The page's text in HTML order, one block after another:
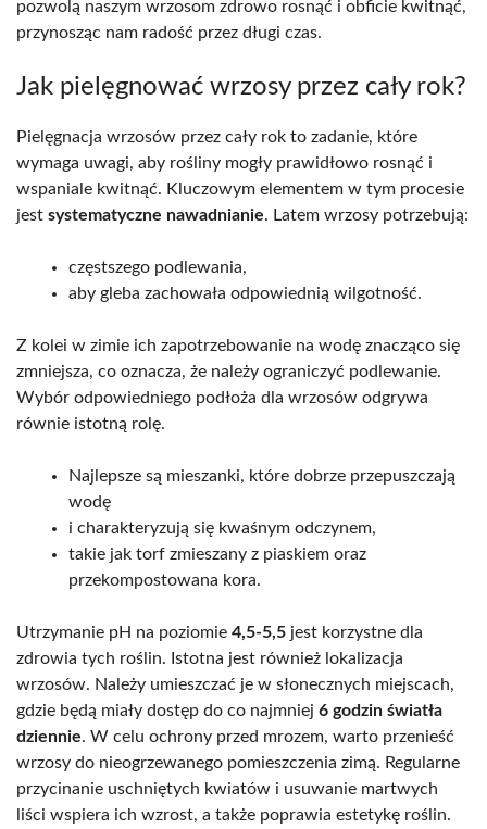
pozwolą naszym wrzosom zdrowo rosnąć i obficie kwitnąć,
przynosząc nam radość przez długi czas.
Jak pielęgnować wrzosy przez cały rok?
Pielęgnacja wrzosów przez cały rok to zadanie, które
wymaga uwagi, aby rośliny mogły prawidłowo rosnąć i
wspaniale kwitnąć. Kluczowym elementem w tym procesie
jest systematyczne nawadnianie. Latem wrzosy potrzebują:
częstszego podlewania,
aby gleba zachowała odpowiednią wilgotność.
Z kolei w zimie ich zapotrzebowanie na wodę znacząco się
zmniejsza, co oznacza, że należy ograniczyć podlewanie.
Wybór odpowiedniego podłoża dla wrzosów odgrywa
równie istotną rolę.
Najlepsze są mieszanki, które dobrze przepuszczają
wodę
i charakteryzują się kwaśnym odczynem,
takie jak torf zmieszany z piaskiem oraz
przekompostowana kora.
Utrzymanie pH na poziomie 4,5-5,5 jest korzystne dla
zdrowia tych roślin. Istotna jest również lokalizacja
wrzosów. Należy umieszczać je w słonecznych miejscach,
gdzie będą miały dostęp do co najmniej 6 godzin światła
dziennie. W celu ochrony przed mrozem, warto przenieść
wrzosy do nieogrzewanego pomieszczenia zimą. Regularne
przycinanie uschniętych kwiatów i usuwanie martwych
liści wspiera ich wzrost, a także poprawia estetykę roślin.